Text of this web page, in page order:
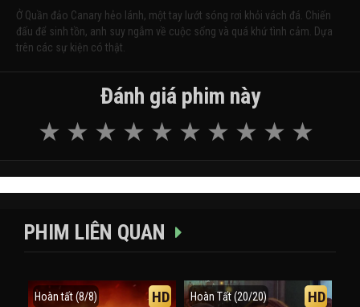
Ở Quần đảo Canary hẻo lánh, một tay lướt sóng rơi khỏi vách đá. Chiến
đấu để sinh tồn, anh suy ngẫm về cuộc sống và quá khứ tình cảm. Dựa
trên các sự kiện có thật.
Đánh giá phim này
PHIM LIÊN QUAN
Hoàn tất (8/8) HD Hoàn Tất (20/20) HD